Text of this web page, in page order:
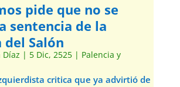
pide que no se
sentencia de la
Salón
Díaz | 5 Dic, 2525| Palencia y
critica que ya advirtió de